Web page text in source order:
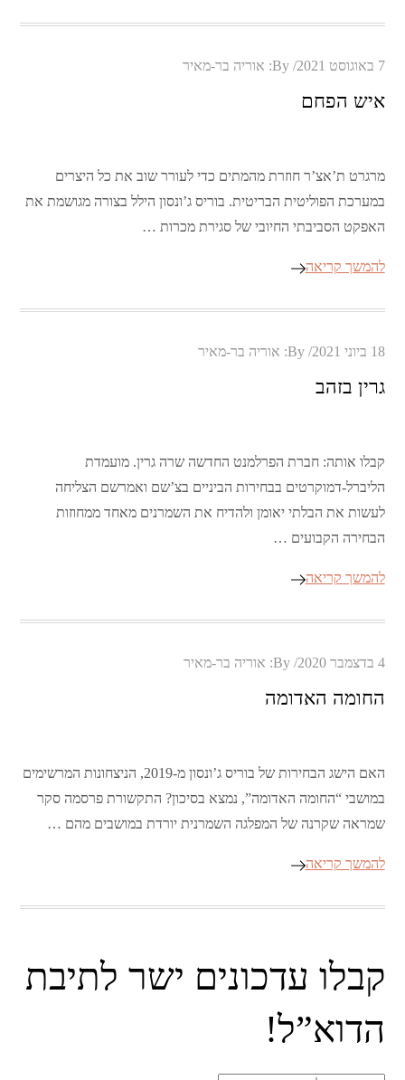
Posted
7 באוגוסט 2021 By: אוריה בר-מאיר
איש הפחם
מרגרט ת’אצ’ר חוזרת מהמתים כדי לעורר שוב את כל היצרים
במערכת הפוליטית הבריטית. בוריס ג’ונסון הילל בצורה מגושמת את
האפקט הסביבתי החיובי של סגירת מכרות …
להמשך קריאה
Posted
18 ביוני 2021 By: אוריה בר-מאיר
גרין בזהב
קבלו אותה: חברת הפרלמנט החדשה שרה גרין. מועמדת
הליברל-דמוקרטים בבחירות הביניים בצ’שם ואמרשם הצליחה
לעשות את הבלתי יאומן ולהדיח את השמרנים מאחד ממחוזות
הבחירה הקבועים …
להמשך קריאה
Posted
4 בדצמבר 2020 By: אוריה בר-מאיר
החומה האדומה
האם הישג הבחירות של בוריס ג’ונסון מ-2019, הניצחונות המרשימים
במושבי “החומה האדומה”, נמצא בסיכון? התקשורת פרסמה סקר
שמראה שקרנה של המפלגה השמרנית יורדת במושבים מהם …
להמשך קריאה
קבלו עדכונים ישר לתיבת
הדוא”ל!